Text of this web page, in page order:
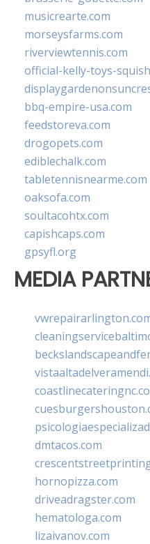
musicrearte.com
morseysfarms.com
riverviewtennis.com
official-kelly-toys-
bbq-empire-usa.com
feedstoreva.com
drogopets.com
ediblechalk.com
tabletennisnearme.com
oaksofa.com
soultacohtx.com
capishcaps.com
gpsyfl.org
MEDIA
dmtacos.com
hornopizza.com
driveadragster.com
hematologa.com
lizaivanov.com